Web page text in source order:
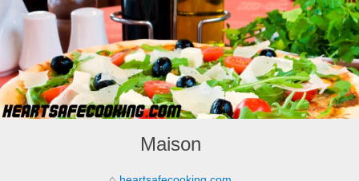
Maison